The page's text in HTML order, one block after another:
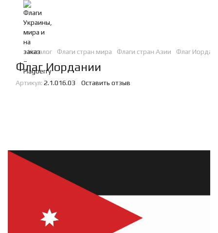
Каталог Флаги стран мира Флаги стран Азии Флаг
Флаг Иордании
Артикул: 2.1.016.03 Оставить отзыв